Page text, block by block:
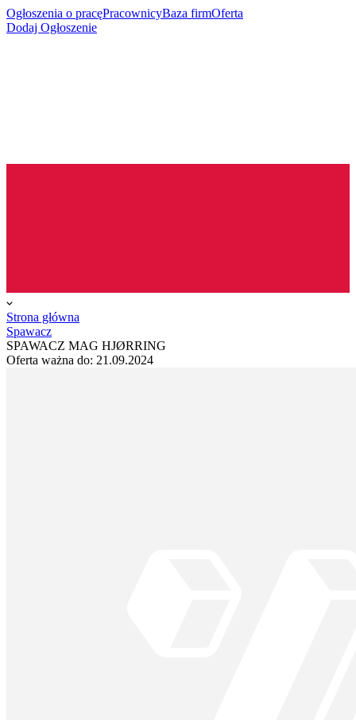
Ogłoszenia o pracęPracownicyBaza firmOferta
Dodaj Ogłoszenie
Strona główna
Spawacz
SPAWACZ MAG HJØRRING
Oferta ważna do: 21.09.2024